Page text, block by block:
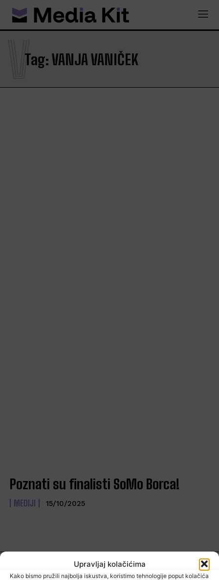
Upravljaj kolačićima
Kako bismo pružili najbolja iskustva, koristimo tehnologije poput kolačića
Tag:VANJA VANIČEK
V
Poznati su finalisti SoMo Borca!
MEDIJI 15/10/2025